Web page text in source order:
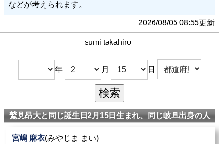
などが考えられます。
2026/08/05 08:55更新
sumi takahiro
年 月 日
鷲見昂大と同じ誕生日2月15日生まれ、同じ岐阜出身の人
宮嶋 麻衣(みやじま まい)